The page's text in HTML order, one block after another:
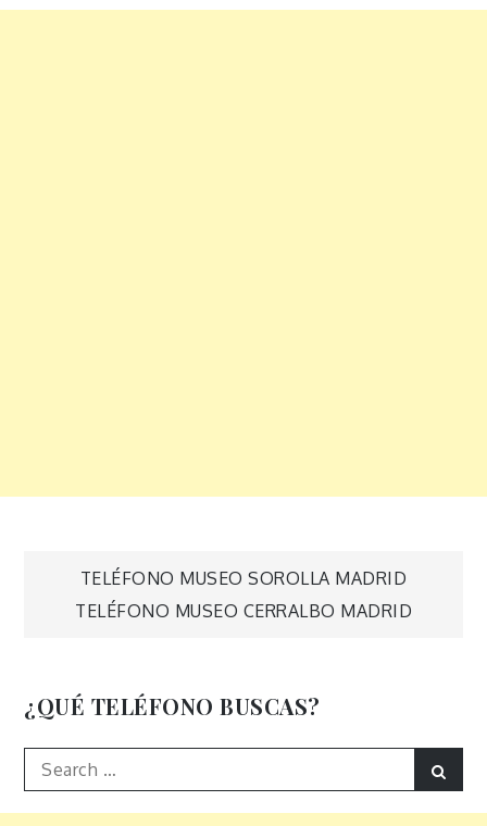
Navegación
entradas
TELÉFONO MUSEO SOROLLA MADRID
TELÉFONO MUSEO CERRALBO MADRID
¿QUÉ TELÉFONO BUSCAS?
Search
for: